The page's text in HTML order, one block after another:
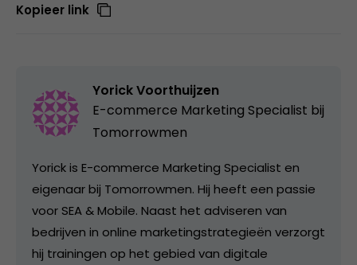
Kopieer link
Yorick Voorthuijzen
E-commerce Marketing Specialist bij
Tomorrowmen
Yorick is E-commerce Marketing Specialist en
eigenaar bij Tomorrowmen. Hij heeft een passie
voor SEA & Mobile. Naast het adviseren van
bedrijven in online marketingstrategieën verzorgt
hij trainingen op het gebied van digitale